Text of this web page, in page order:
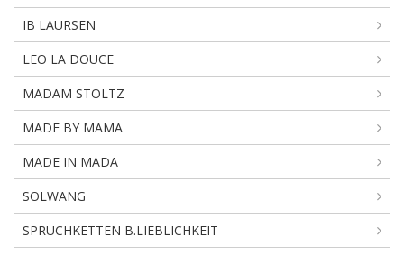
IB LAURSEN
LEO LA DOUCE
MADAM STOLTZ
MADE BY MAMA
MADE IN MADA
SOLWANG
SPRUCHKETTEN B.LIEBLICHKEIT